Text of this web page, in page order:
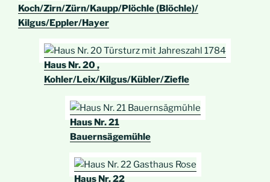
Koch/Zirn/Zürn/Kaupp/Plöchle (Blöchle)/
Kilgus/Eppler/Hayer
Haus Nr. 20 ,
Kohler/Leix/Kilgus/Kübler/Ziefle
Haus Nr. 21
Bauernsägemühle
Haus Nr. 22